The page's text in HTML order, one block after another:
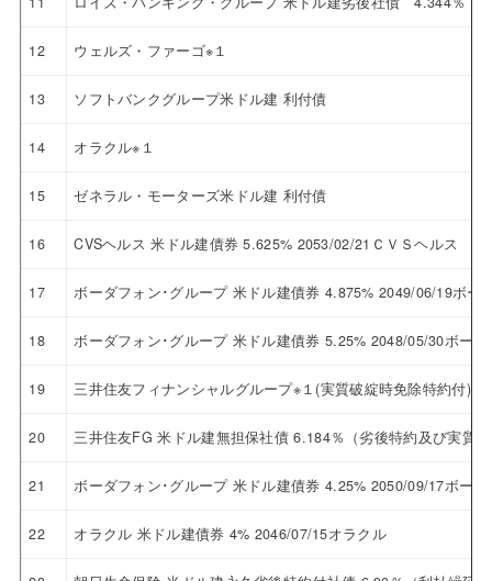
12 ウェルズ・ファーゴ※１
13 ソフトバンクグループ米ドル建 利付債
14 オラクル※１
15 ゼネラル・モーターズ米ドル建 利付債
16 CVSヘルス 米ドル建債券 5.625% 2053/02/21ＣＶＳヘルス
17 ボーダフォン･グループ 米ドル建債券 4.875% 2049/06/19ボー
18 ボーダフォン･グループ 米ドル建債券 5.25% 2048/05/30ボー
19 三井住友フィナンシャルグループ※１(実質破綻時免除特約付)
20 三井住友FG 米ドル建無担保社債 6.184％（劣後特約及び実質
21 ボーダフォン･グループ 米ドル建債券 4.25% 2050/09/17ボー
22 オラクル 米ドル建債券 4% 2046/07/15オラクル